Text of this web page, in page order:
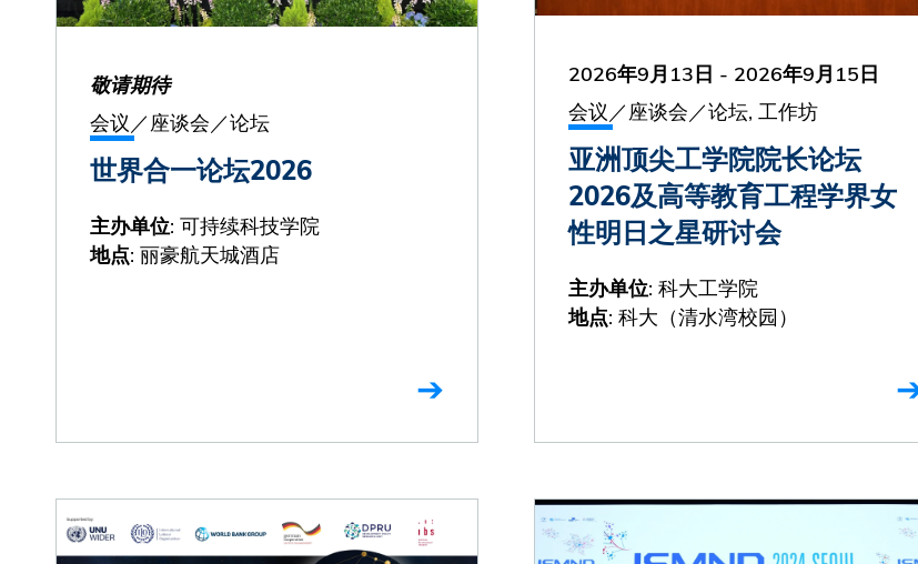
敬请期待
会议／座谈会／论坛
世界合一论坛2026
主办单位: 可持续科技学院
地点: 丽豪航天城酒店
2026年9月13日 - 2026年9月15日
会议／座谈会／论坛, 工作坊
亚洲顶尖工学院院长论坛
2026及高等教育工程学界女
性明日之星研讨会
主办单位: 科大工学院
地点: 科大（清水湾校园）